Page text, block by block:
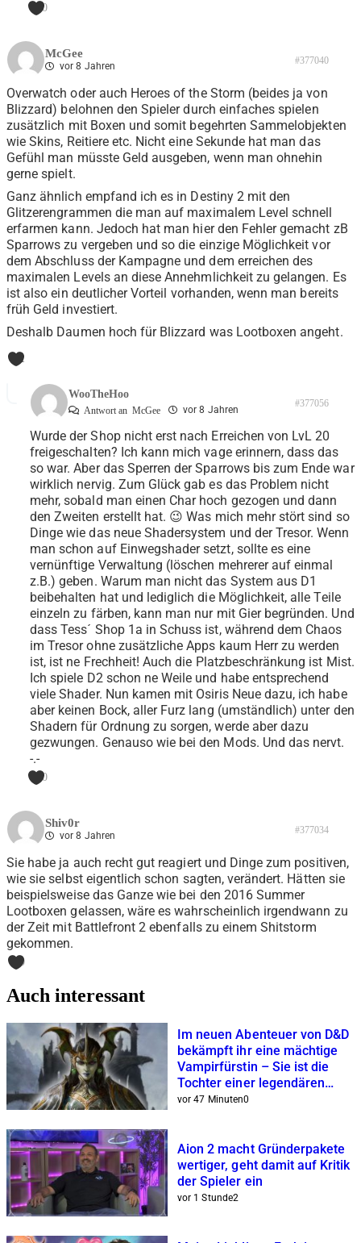
0
McGee
vor 8 Jahren #377040
Overwatch oder auch Heroes of the Storm (beides ja von
Blizzard) belohnen den Spieler durch einfaches spielen
zusätzlich mit Boxen und somit begehrten Sammelobjekten
wie Skins, Reitiere etc. Nicht eine Sekunde hat man das
Gefühl man müsste Geld ausgeben, wenn man ohnehin
gerne spielt.
Ganz ähnlich empfand ich es in Destiny 2 mit den
Glitzerengrammen die man auf maximalem Level schnell
erfarmen kann. Jedoch hat man hier den Fehler gemacht zB
Sparrows zu vergeben und so die einzige Möglichkeit vor
dem Abschluss der Kampagne und dem erreichen des
maximalen Levels an diese Annehmlichkeit zu gelangen. Es
ist also ein deutlicher Vorteil vorhanden, wenn man bereits
früh Geld investiert.
Deshalb Daumen hoch für Blizzard was Lootboxen angeht.
1
WooTheHoo
Antwort an McGee vor 8 Jahren
#377056
Wurde der Shop nicht erst nach Erreichen von LvL 20
freigeschalten? Ich kann mich vage erinnern, dass das
so war. Aber das Sperren der Sparrows bis zum Ende war
wirklich nervig. Zum Glück gab es das Problem nicht
mehr, sobald man einen Char hoch gezogen und dann
den Zweiten erstellt hat. 😉 Was mich mehr stört sind so
Dinge wie das neue Shadersystem und der Tresor. Wenn
man schon auf Einwegshader setzt, sollte es eine
vernünftige Verwaltung (löschen mehrerer auf einmal
z.B.) geben. Warum man nicht das System aus D1
beibehalten hat und lediglich die Möglichkeit, alle Teile
einzeln zu färben, kann man nur mit Gier begründen. Und
dass Tess´ Shop 1a in Schuss ist, während dem Chaos
im Tresor ohne zusätzliche Apps kaum Herr zu werden
ist, ist ne Frechheit! Auch die Platzbeschränkung ist Mist.
Ich spiele D2 schon ne Weile und habe entsprechend
viele Shader. Nun kamen mit Osiris Neue dazu, ich habe
aber keinen Bock, aller Furz lang (umständlich) unter den
Shadern für Ordnung zu sorgen, werde aber dazu
gezwungen. Genauso wie bei den Mods. Und das nervt.
-.-
0
Shiv0r
vor 8 Jahren #377034
Sie habe ja auch recht gut reagiert und Dinge zum positiven,
wie sie selbst eigentlich schon sagten, verändert. Hätten sie
beispielsweise das Ganze wie bei den 2016 Summer
Lootboxen gelassen, wäre es wahrscheinlich irgendwann zu
der Zeit mit Battlefront 2 ebenfalls zu einem Shitstorm
gekommen.
0
Auch interessant
Im neuen Abenteuer von D&D
bekämpft ihr eine mächtige
Vampirfürstin – Sie ist die
Tochter einer legendären
Magierin
vor 47 Minuten0
Aion 2 macht Gründerpakete
wertiger, geht damit auf Kritik
der Spieler ein
vor 1 Stunde2